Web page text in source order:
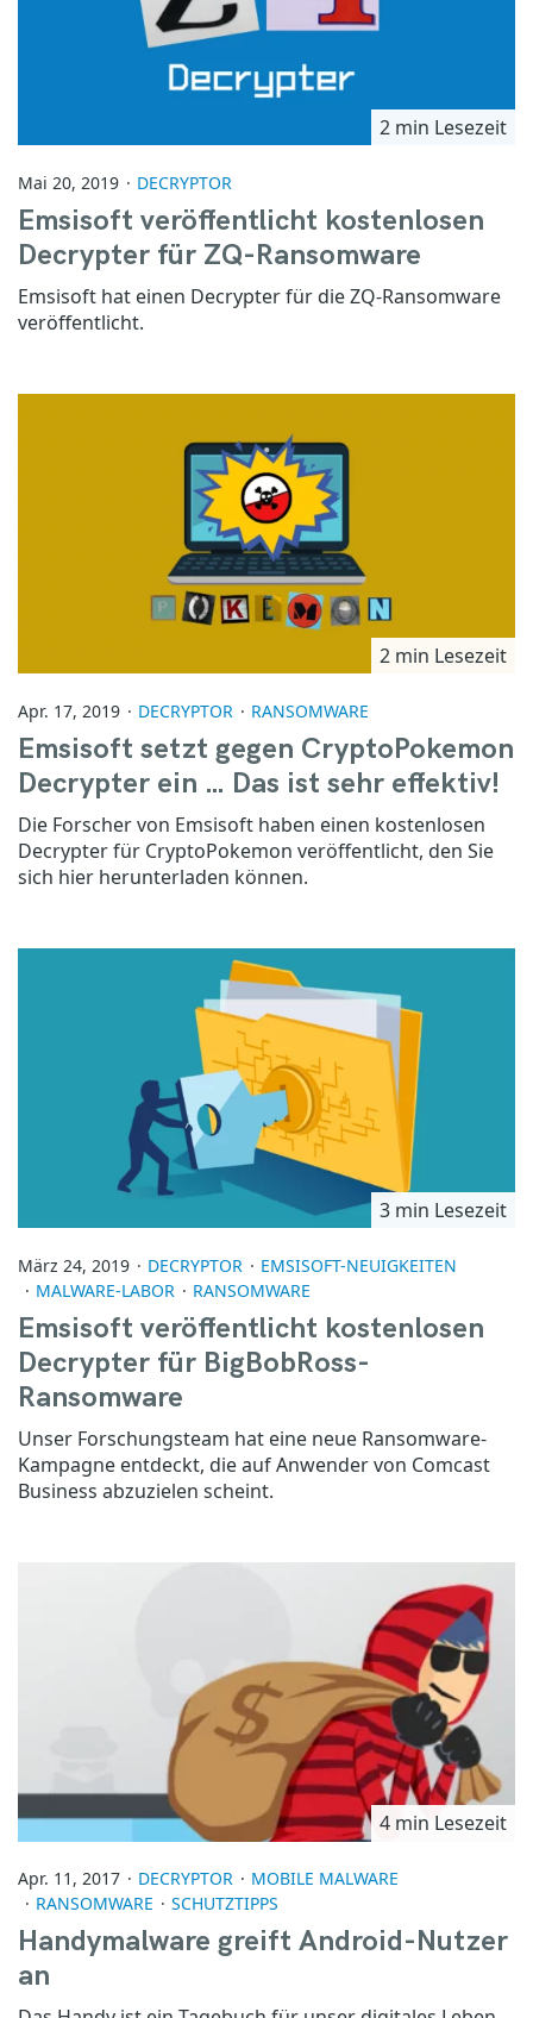
2 min Lesezeit
Mai 20, 2019 DECRYPTOR
Emsisoft veröffentlicht kostenlosen
Decrypter für ZQ-Ransomware
Emsisoft hat einen Decrypter für die ZQ-Ransomware
veröffentlicht.
2 min Lesezeit
Apr. 17, 2019 DECRYPTOR RANSOMWARE
Emsisoft setzt gegen CryptoPokemon
Decrypter ein … Das ist sehr effektiv!
Die Forscher von Emsisoft haben einen kostenlosen
Decrypter für CryptoPokemon veröffentlicht, den Sie
sich hier herunterladen können.
3 min Lesezeit
März 24, 2019 DECRYPTOR
EMSISOFT-NEUIGKEITEN
MALWARE-LABOR
RANSOMWARE
Emsisoft veröffentlicht kostenlosen
Decrypter für BigBobRoss-
Ransomware
Unser Forschungsteam hat eine neue Ransomware-
Kampagne entdeckt, die auf Anwender von Comcast
Business abzuzielen scheint.
4 min Lesezeit
Apr. 11, 2017 DECRYPTOR
MOBILE MALWARE
RANSOMWARE
SCHUTZTIPPS
Handymalware greift Android-Nutzer
an